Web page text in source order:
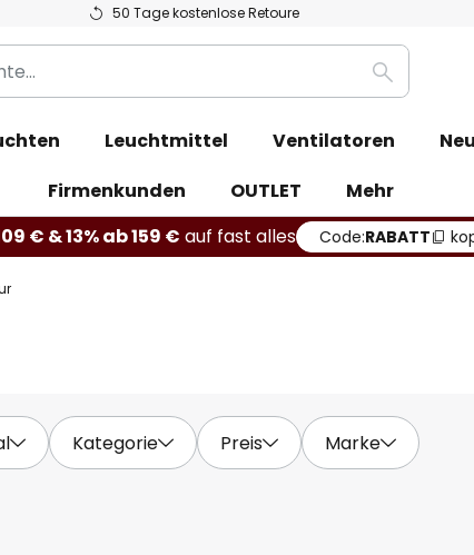
50 Tage kostenlose Retoure
Suche
Leuchtmittel Ventilatoren
Firmenkunden
OUTLET
Mehr
€ & 13% ab 159 € auf fast alles Code:RABATT
Kategorie Preis Marke